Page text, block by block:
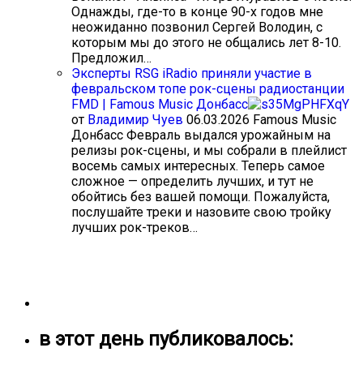
Однажды, где-то в конце 90-х годов мне
неожиданно позвонил Сергей Володин, с
которым мы до этого не общались лет 8-10.
Предложил…
Эксперты RSG iRadio приняли участие в
февральском топе рок-сцены радиостанции
FMD | Famous Music Донбасс
от Владимир Чуев 06.03.2026 Famous Music
Донбасс Февраль выдался урожайным на
релизы рок-сцены, и мы собрали в плейлист
восемь самых интересных. Теперь самое
сложное — определить лучших, и тут не
обойтись без вашей помощи. Пожалуйста,
послушайте треки и назовите свою тройку
лучших рок-треков…
в этот день публиковалось: